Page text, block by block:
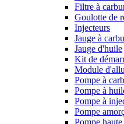
Filtre à
Goulotte de
Injecteurs
Jauge à
Jauge d'huile
Kit de
Module
Pompe à
Pompe à
Pompe à
Pompe
Pompe